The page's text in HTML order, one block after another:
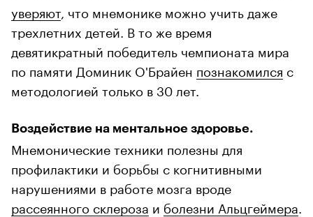
уверяют, что мнемонике можно учить даже
трехлетних детей. В то же время
девятикратный победитель чемпионата мира
по памяти Доминик О'Брайен познакомился с
методологией только в 30 лет.
Воздействие на ментальное здоровье.
Мнемонические техники полезны для
профилактики и борьбы с когнитивными
нарушениями в работе мозга вроде
рассеянного склероза и болезни Альцгеймера